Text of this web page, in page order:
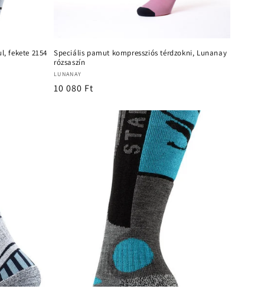
fekete 2154
Speciális pamut kompressziós térdzokni, Lunanay
rózsaszín
Forgalmazó:
LUNANAY
Normál
10 080 Ft